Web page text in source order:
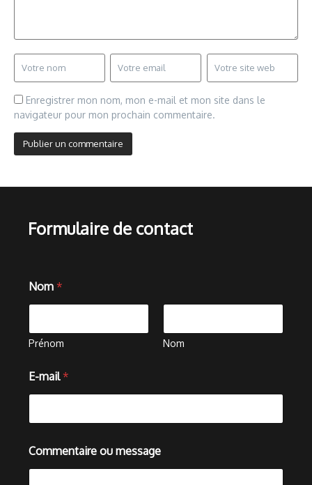
Enregistrer mon nom, mon e-mail et mon site dans le
navigateur pour mon prochain commentaire.
Formulaire de contact
e
s
a
g
*
m
e
s
g
Nom *
Prénom Nom
E-mail *
Commentaire ou message